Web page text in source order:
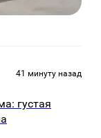
41 минуту назад
густая